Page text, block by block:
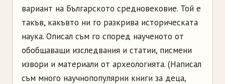
вариант на Българското средновековие. Той е
такъв, какъвто ни го разкрива историческата
наука. Описал съм го според наученото от
обобщаващи изследвания и статии, писмени
извори и материали от археологията. (Написал
съм много научнопопулярни книги за деца,